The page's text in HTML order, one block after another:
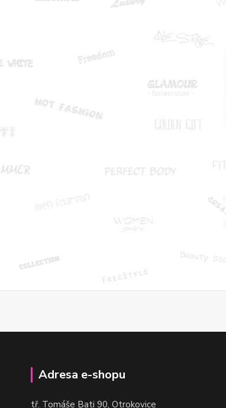
Adresa e-shopu
tř. Tomáše Bati 90, Otrokovice